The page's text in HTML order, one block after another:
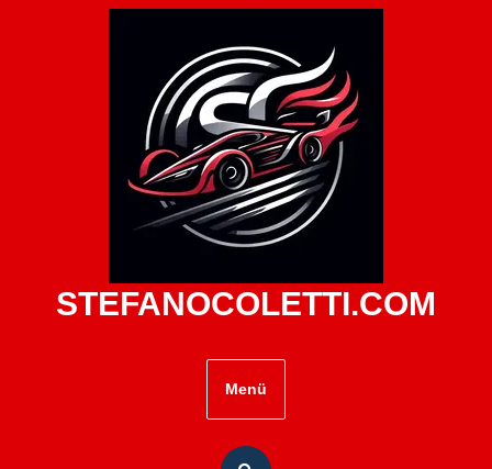
STEFANOCOLETTI.COM
Menü